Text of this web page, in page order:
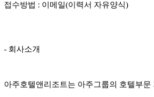
접수방법 : 이메일(이력서 자유양식)
- 회사소개
아주호텔앤리조트는 아주그룹의 호텔부